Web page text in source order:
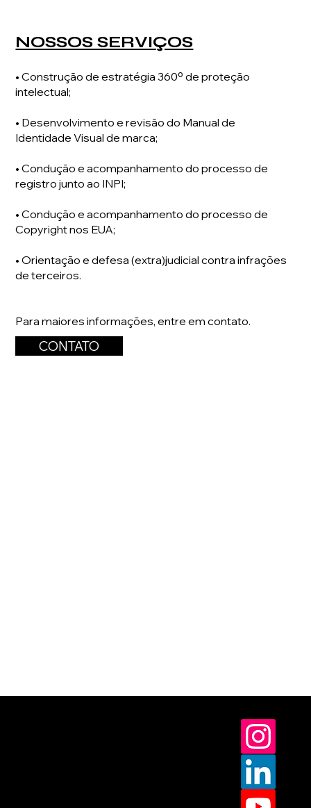
NOSSOS SERVIÇOS
• Construção de estratégia 360º de proteção
intelectual;
• Desenvolvimento e revisão do Manual de
Identidade Visual de marca;
• Condução e acompanhamento do processo de
registro junto ao INPI;
• Condução e acompanhamento do processo de
Copyright nos EUA;
• Orientação e defesa (extra)judicial contra infrações
de terceiros.
Para maiores informações, entre em contato.
CONTATO